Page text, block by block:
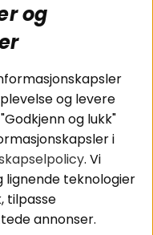
/ Garanti /
og
og levere
og lukk"
i
. Vi
lignende teknologier
tilpasse
annonser.